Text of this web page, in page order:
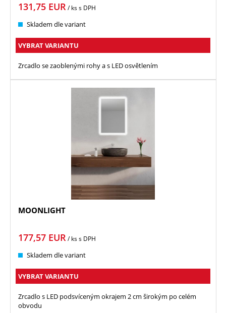
131,75 EUR/ kss DPH
Skladem dle variant
VYBRAT VARIANTU
Zrcadlo se zaoblenými rohy a s LED osvětlením
MOONLIGHT
177,57 EUR/ kss DPH
Skladem dle variant
VYBRAT VARIANTU
Zrcadlo s LED podsvíceným okrajem 2 cm širokým po celém
obvodu